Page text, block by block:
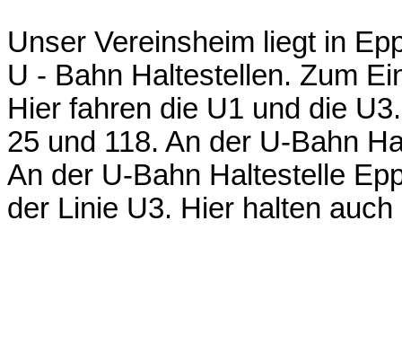
Unser Vereinsheim liegt in
U - Bahn Haltestellen. Zum
Hier fahren die U1 und die
25 und 118. An der U-Bahn
An der U-Bahn Haltestelle
der Linie U3. Hier halten